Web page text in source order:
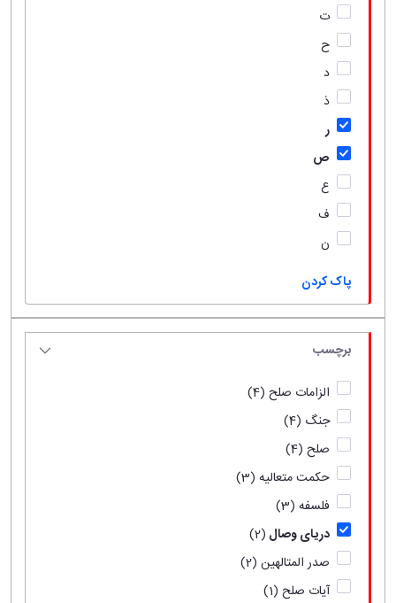
ت
ح
د
ذ
ر
ص
ع
ف
ن
پاک کردن
برچسب
الزامات صلح (4)
جنگ (4)
صلح (4)
حکمت متعالیه (3)
فلسفه (3)
دریای وصال (2)
صدر المتالهین (2)
آیات صلح (1)